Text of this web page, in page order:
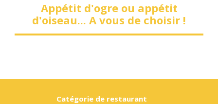
Appétit d'ogre ou appétit
d'oiseau... A vous de choisir !
Catégorie de restaurant